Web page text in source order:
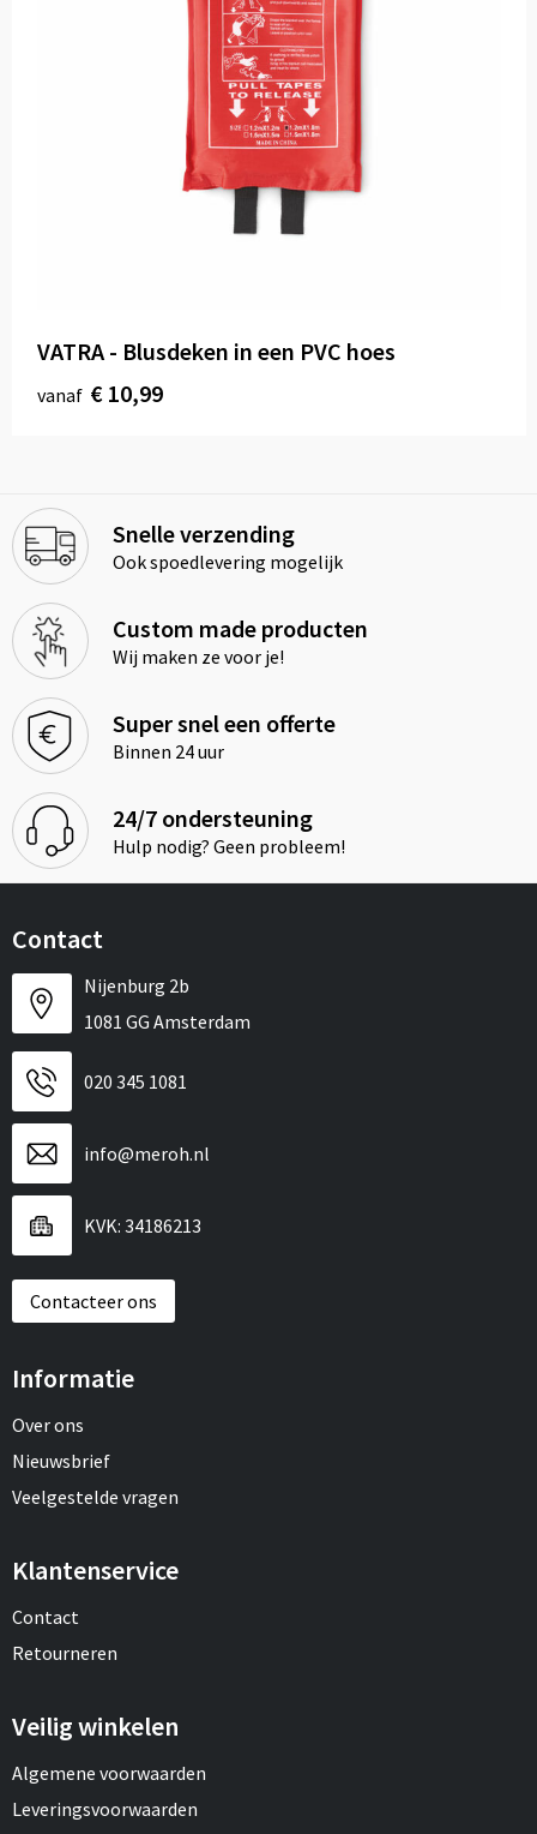
VATRA - Blusdeken in een PVC hoes
vanaf € 10,99
Snelle verzending
Ook spoedlevering mogelijk
Custom made producten
Wij maken ze voor je!
Super snel een offerte
Binnen 24 uur
24/7 ondersteuning
Hulp nodig? Geen probleem!
Contact
Nijenburg 2b
1081 GG Amsterdam
020 345 1081
info@meroh.nl
KVK: 34186213
Contacteer ons
Informatie
Over ons
Nieuwsbrief
Veelgestelde vragen
Klantenservice
Contact
Retourneren
Veilig winkelen
Algemene voorwaarden
Leveringsvoorwaarden